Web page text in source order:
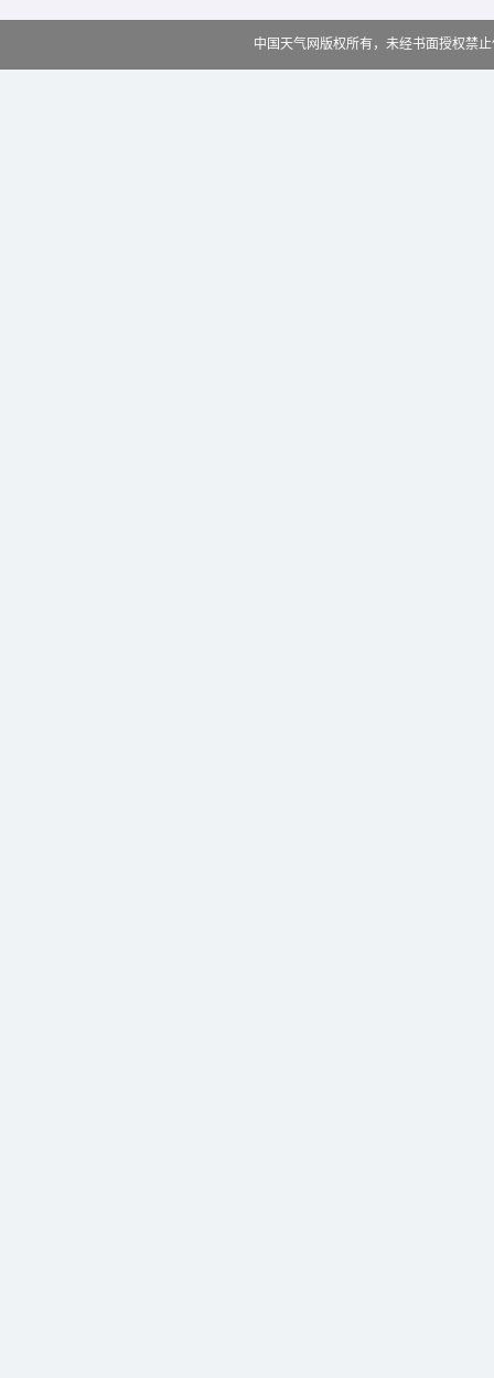
中国天气网版权所有，未经书面授权